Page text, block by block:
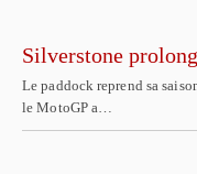
Silverstone
Le paddock reprend sa
le MotoGP a…